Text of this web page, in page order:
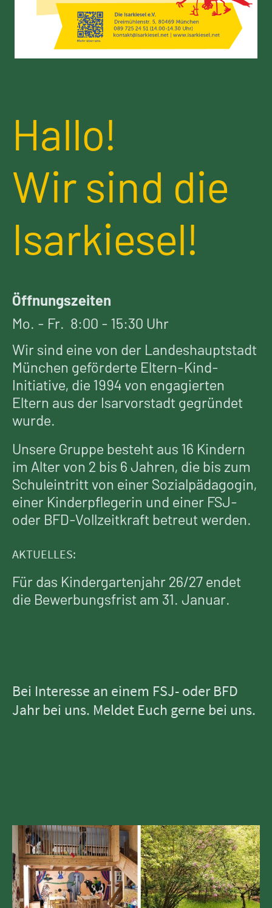
Hallo!
Wir sind die
Isarkiesel!
Öffnungszeiten
Mo. - Fr. 8:00 - 15:30 Uhr
Wir sind eine von der Landeshauptstadt
München geförderte Eltern-Kind-
Initiative, die 1994 von engagierten
Eltern aus der Isarvorstadt gegründet
wurde.
Unsere Gruppe besteht aus 16 Kindern
im Alter von 2 bis 6 Jahren, die bis zum
Schuleintritt von einer Sozialpädagogin,
einer Kinderpflegerin und einer FSJ-
oder BFD-Vollzeitkraft betreut werden.
AKTUELLES:
Für das Kindergartenjahr 26/27 endet
die Bewerbungsfrist am 31. Januar.
Bei Interesse an einem FSJ- oder BFD
Jahr bei uns. Meldet Euch gerne bei uns.